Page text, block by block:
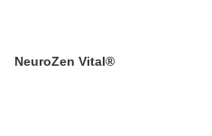
NeuroZen Vital®